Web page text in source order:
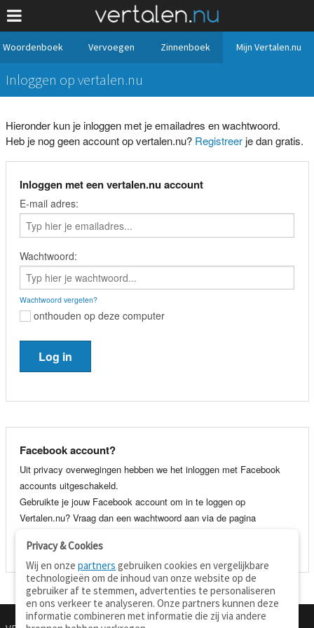
Woordenboek Vervoegen Zinnenboek Mijn Vertalen.nu
Inloggen op vertalen.nu
Hieronder kun je inloggen met je emailadres en wachtwoord.
Heb je nog geen account op vertalen.nu? Registreerje dan gratis.
Inloggen met een vertalen.nu account
E-mail adres:
Wachtwoord:
Wachtwoord vergeten?
onthouden op deze computer
Facebook account?
Uit privacy overwegingen hebben we het inloggen met Facebook
accounts uitgeschakeld.
Gebruikte je jouw Facebook account om in te loggen op
Vertalen.nu? Vraag dan een wachtwoord aan via de pagina
je e-mail adres en wachtwoord.
Privacy & Cookies
Wij en onzepartners gebruiken cookies en vergelijkbare
technologieën om de inhoud van onze website op de
gebruiker af te stemmen, advertenties te personaliseren
en ons verkeer te analyseren. Onze partners kunnen deze
informatie combineren met informatie die zij via andere